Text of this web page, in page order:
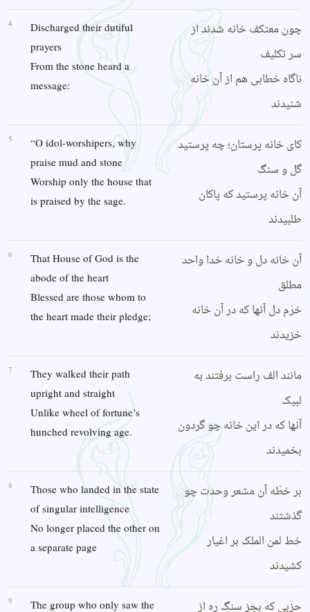
4
Discharged their dutiful
prayers
From the stone heard a
message:
چون معتکف خانه شدند از
سر تکلیف
ناگاه خطابی هم از آن خانه
شنیدند
5
“O idol-worshipers, why
praise mud and stone
Worship only the house that
is praised by the sage.
کای خانه پرستان؛ چه پرستید
گل و سنگ
آن خانه پرستید که پاکان
طلبیدند
6
That House of God is the
abode of the heart
Blessed are those whom to
the heart made their pledge;
آن خانه دل و خانه خدا واحد
مطلق
خرّم دل آنها که در آن خانه
خزیدند
7
They walked their path
upright and straight
Unlike wheel of fortune’s
hunched revolving age.
مانند الف راست برفتند به
لبیک
آنها که در این خانه چو گردون
بخمیدند
8
Those who landed in the state
of singular intelligence
No longer placed the other on
a separate page
بر خطّه آن مشعر وحدت چو
گذشتند
خط لمن الملک بر اغیار
کشیدند
9 The group who only saw the حزبی که بجز سنگ ره از